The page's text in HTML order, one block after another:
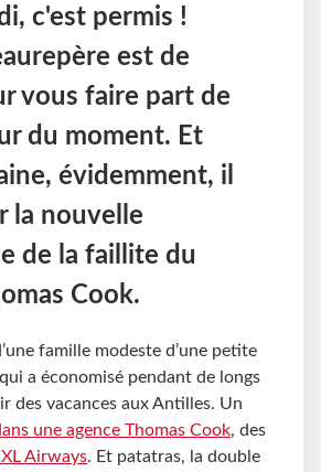
c'est permis !
est de
vous faire part de
du moment. Et
évidemment, il
la nouvelle
de la faillite du
Cook.
famille modeste d’une petite
a économisé pendant de longs
des vacances aux Antilles. Un
une agence Thomas Cook, des
Airways. Et patatras, la double